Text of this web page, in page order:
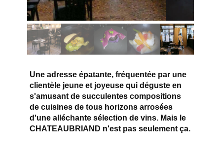
Une adresse épatante, fréquentée par une
clientèle jeune et joyeuse qui déguste en
s'amusant de succulentes compositions
de cuisines de tous horizons arrosées
d'une alléchante sélection de vins. Mais le
CHATEAUBRIAND n'est pas seulement ça.